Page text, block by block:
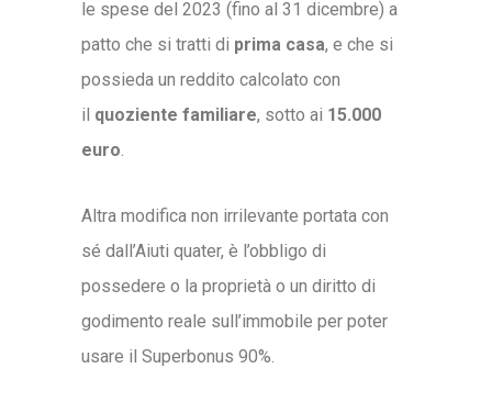
le spese del 2023 (fino al 31 dicembre) a
patto che si tratti di prima casa, e che si
possieda un reddito calcolato con
il quoziente familiare, sotto ai 15.000
euro.
Altra modifica non irrilevante portata con
sé dall’Aiuti quater, è l’obbligo di
possedere o la proprietà o un diritto di
godimento reale sull’immobile per poter
usare il Superbonus 90%.